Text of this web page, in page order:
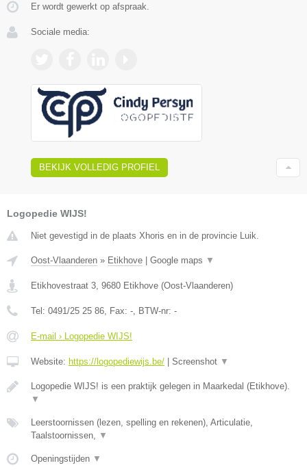
Er wordt gewerkt op afspraak.
Sociale media:
BEKIJK VOLLEDIG PROFIEL
Logopedie WIJS!
Niet gevestigd in de plaats Xhoris en in de provincie Luik.
Oost-Vlaanderen » Etikhove Google maps ▼
Etikhovestraat 3, 9680 Etikhove (Oost-Vlaanderen)
Tel: 0491/25 25 86, Fax: -, BTW-nr: -
E-mail › Logopedie WIJS!
Website: https://logopediewijs.be/ Screenshot ▼
Logopedie WIJS! is een praktijk gelegen in Maarkedal (Etikhove).
▼
Leerstoornissen (lezen, spelling en rekenen), Articulatie,
Taalstoornissen, ▼
Openingstijden ▼